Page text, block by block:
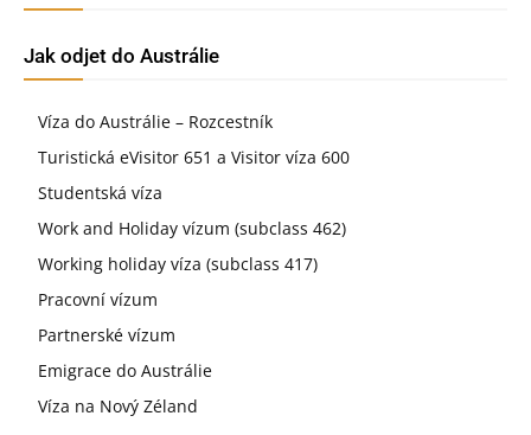
Jak odjet do Austrálie
Víza do Austrálie – Rozcestník
Turistická eVisitor 651 a Visitor víza 600
Studentská víza
Work and Holiday vízum (subclass 462)
Working holiday víza (subclass 417)
Pracovní vízum
Partnerské vízum
Emigrace do Austrálie
Víza na Nový Zéland